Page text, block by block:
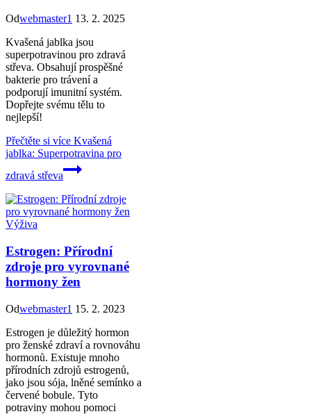
Odwebmaster1 13. 2. 2025
Kvašená jablka jsou
superpotravinou pro zdravá
střeva. Obsahují prospěšné
bakterie pro trávení a
podporují imunitní systém.
Dopřejte svému tělu to
nejlepší!
Přečtěte si více Kvašená
jablka: Superpotravina pro
zdravá střeva
Výživa
Estrogen: Přírodní
zdroje pro vyrovnané
hormony žen
Odwebmaster1 15. 2. 2023
Estrogen je důležitý hormon
pro ženské zdraví a rovnováhu
hormonů. Existuje mnoho
přírodních zdrojů estrogenů,
jako jsou sója, lněné semínko a
červené bobule. Tyto
potraviny mohou pomoci